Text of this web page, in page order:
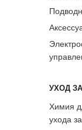
УХОД
Химия
ухода